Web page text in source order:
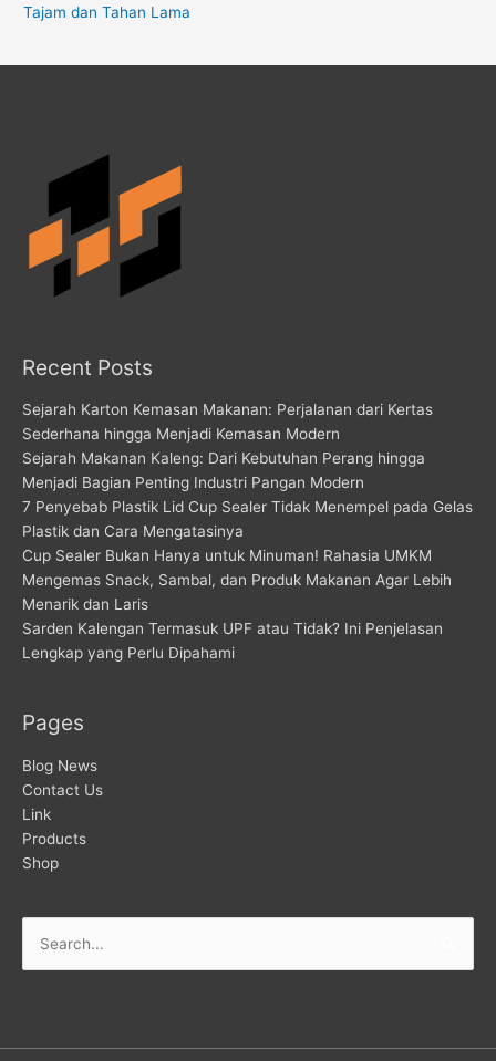
Tajam dan Tahan Lama
Recent Posts
Sejarah Karton Kemasan Makanan: Perjalanan dari Kertas
Sederhana hingga Menjadi Kemasan Modern
Sejarah Makanan Kaleng: Dari Kebutuhan Perang hingga
Menjadi Bagian Penting Industri Pangan Modern
7 Penyebab Plastik Lid Cup Sealer Tidak Menempel pada Gelas
Plastik dan Cara Mengatasinya
Cup Sealer Bukan Hanya untuk Minuman! Rahasia UMKM
Mengemas Snack, Sambal, dan Produk Makanan Agar Lebih
Menarik dan Laris
Sarden Kalengan Termasuk UPF atau Tidak? Ini Penjelasan
Lengkap yang Perlu Dipahami
Pages
Blog News
Contact Us
Link
Products
Shop